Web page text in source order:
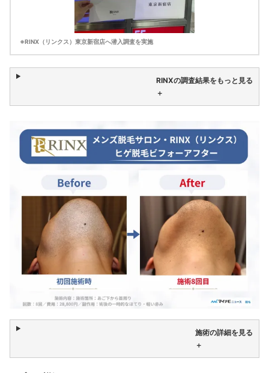
※RINX（リンクス）東京新宿店へ潜入調査を実施
RINXの調査結果をもっと見る
＋
施術の詳細を見る
＋